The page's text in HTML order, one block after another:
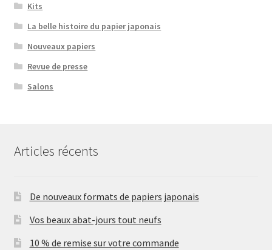
Kits
La belle histoire du papier japonais
Nouveaux papiers
Revue de presse
Salons
Articles récents
De nouveaux formats de papiers japonais
Vos beaux abat-jours tout neufs
10 % de remise sur votre commande